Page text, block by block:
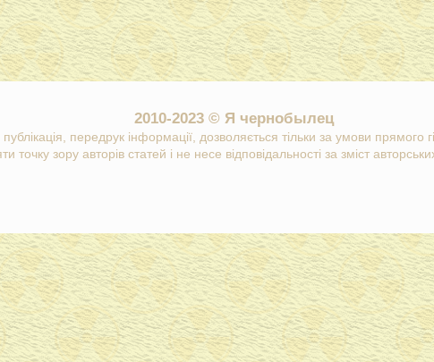
2010-2023 © Я чернобылец
передрук інформації, дозволяється тільки за умови прямого
точку зору авторів статей і не несе відповідальності за зміст